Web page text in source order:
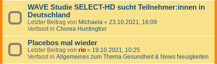
WAVE Studie SELECT-HD sucht Teilnehmer:innen in
Deutschland
Letzter Beitrag von Michaela « 23.10.2021, 16:09
Verfasst in Chorea Huntington
Placebos mal wieder
Letzter Beitrag von rio « 19.10.2021, 10:25
Verfasst in Allgemeines zum Thema Gesundheit & News Neuigkeiten